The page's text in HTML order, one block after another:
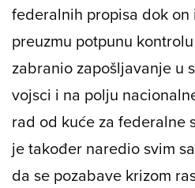
federalnih propisa dok
preuzmu potpunu
zabranio zapošljavanje u
vojsci i na polju
rad od kuće za federalne
je također naredio svim
da se pozabave krizom